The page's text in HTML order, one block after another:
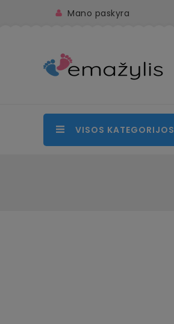
Mano paskyra
VISOS KATEGORIJOS